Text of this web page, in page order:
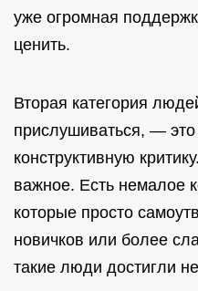
уже огромная
ценить.
Вторая категория
прислушиваться, —
конструктивную
важное. Есть немалое
которые просто
новичков или более
такие люди достигли